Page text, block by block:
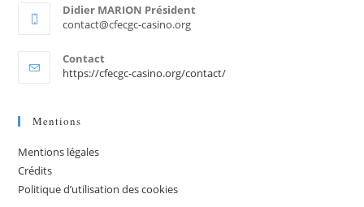
Didier MARION Président
contact@cfecgc-casino.org
Contact
https://cfecgc-casino.org/contact/
Mentions
Mentions légales
Crédits
Politique d’utilisation des cookies